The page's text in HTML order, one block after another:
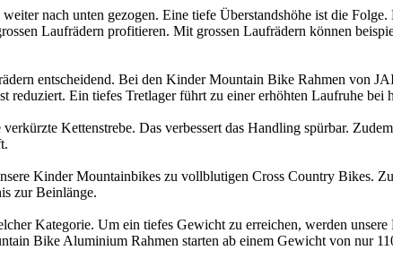
nach unten gezogen. Eine tiefe Überstandshöhe ist die
Laufrädern profitieren. Mit grossen Laufrädern können
entscheidend. Bei den Kinder Mountain Bike Rahmen von
reduziert. Ein tiefes Tretlager führt zu einer erhöhten Laufruhe
Kettenstrebe. Das verbessert das Handling spürbar.
Kinder Mountainbikes zu vollblutigen Cross Country Bikes.
zur Beinlänge.
Kategorie. Um ein tiefes Gewicht zu erreichen, werden
Bike Aluminium Rahmen starten ab einem Gewicht von nur